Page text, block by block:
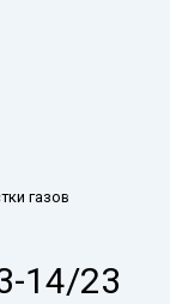
газов
14/23